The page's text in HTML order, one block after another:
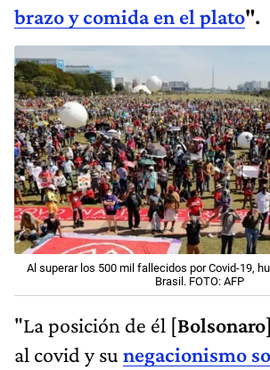
brazo y comida en el plato".
Al superar los 500 mil fallecidos por Covid-19,
Brasil. FOTO: AFP
"La posición de él [Bolsonaro
al covid y su negacionismo